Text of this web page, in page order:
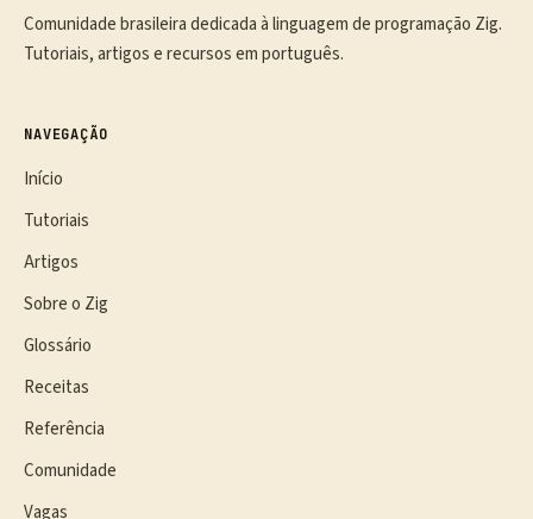
Comunidade brasileira dedicada à linguagem de programação Zig.
Tutoriais, artigos e recursos em português.
NAVEGAÇÃO
Início
Tutoriais
Artigos
Sobre o Zig
Glossário
Receitas
Referência
Comunidade
Vagas